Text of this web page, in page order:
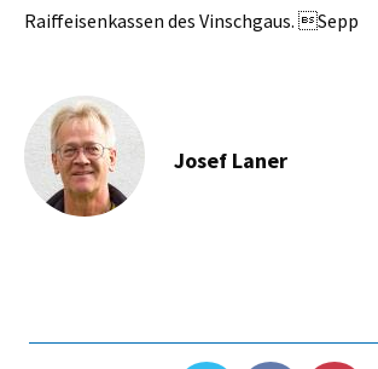
Raiffeisenkassen des Vinschgaus. Sepp
Josef Laner